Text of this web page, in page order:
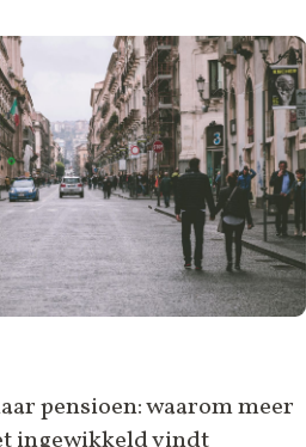
pensioen: waarom meer